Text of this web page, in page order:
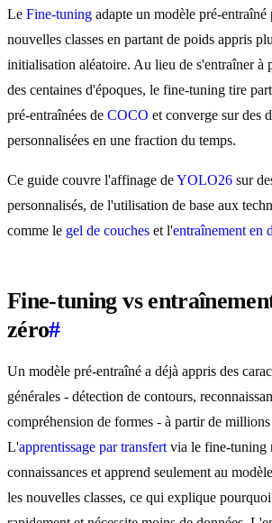
Le Fine-tuning adapte un modèle pré-
nouvelles classes en partant de poids appris
initialisation aléatoire. Au lieu de s'entraîner à
des centaines d'époques, le fine-tuning tire
pré-entraînées de COCO et converge sur des
personnalisées en une fraction du temps.
Ce guide couvre l'affinage deYOLO26 sur
personnalisés, de l'utilisation de base aux
comme le gel de couches et l'entraînement en
Fine-tuning vs
zéro#
Un modèle pré-entraîné a déjà appris des
générales - détection de contours,
compréhension de formes - à partir de
L'apprentissage par transfert via le fine-tuning
connaissances et apprend seulement au
les nouvelles classes, ce qui explique